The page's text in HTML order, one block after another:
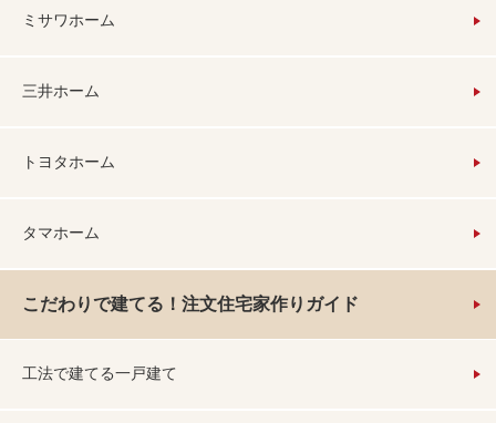
ミサワホーム
三井ホーム
トヨタホーム
タマホーム
こだわりで建てる！注文住宅家作りガイド
工法で建てる一戸建て